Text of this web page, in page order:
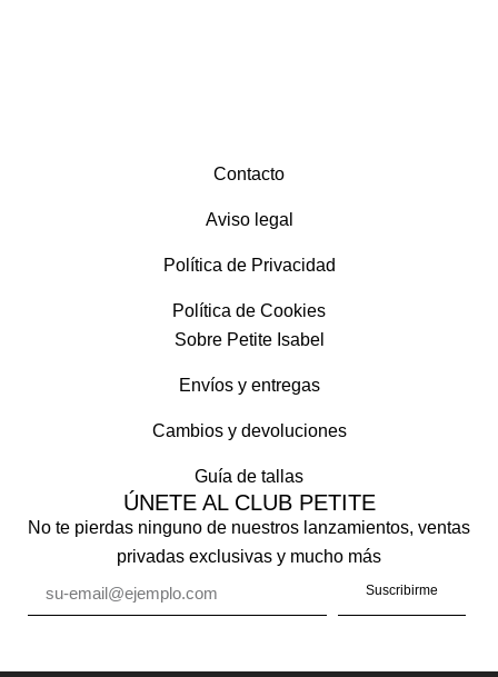
Contacto
Aviso legal
Política de Privacidad
Política de Cookies
Sobre Petite Isabel
Envíos y entregas
Cambios y devoluciones
Guía de tallas
ÚNETE AL CLUB PETITE
No te pierdas ninguno de nuestros lanzamientos, ventas
privadas exclusivas y mucho más
Suscribirme